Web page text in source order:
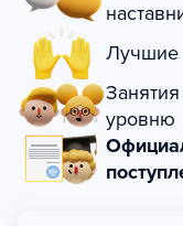
Лучшие
уровню